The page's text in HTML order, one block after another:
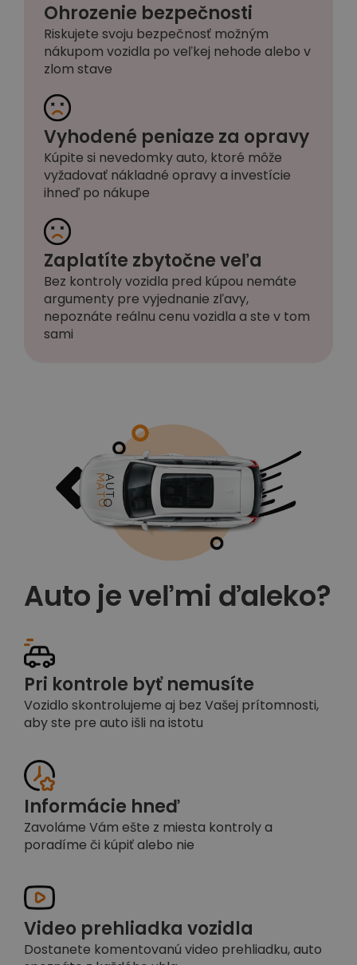
Ohrozenie bezpečnosti
Riskujete svoju bezpečnosť možným
nákupom vozidla po veľkej nehode alebo v
zlom stave
Vyhodené peniaze za opravy
Kúpite si nevedomky auto, ktoré môže
vyžadovať nákladné opravy a investície
ihneď po nákupe
Zaplatíte zbytočne veľa
Bez kontroly vozidla pred kúpou nemáte
argumenty pre vyjednanie zľavy,
nepoznáte reálnu cenu vozidla a ste v tom
sami
Auto je veľmi ďaleko?
Pri kontrole byť nemusíte
Vozidlo skontrolujeme aj bez Vašej prítomnosti,
aby ste pre auto išli na istotu
Informácie hneď
Zavoláme Vám ešte z miesta kontroly a
poradíme či kúpiť alebo nie
Video prehliadka vozidla
Dostanete komentovanú video prehliadku, auto